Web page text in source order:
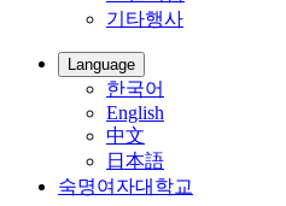
기타행사
Language
한국어
English
中文
日本語
숙명여자대학교